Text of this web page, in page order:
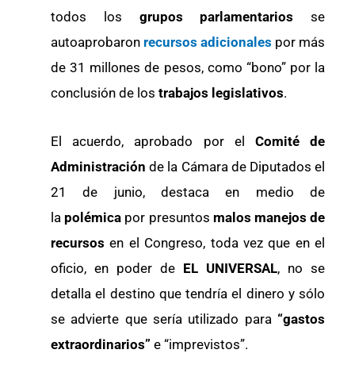
todos los grupos parlamentarios se
autoaprobaron recursos adicionales por más
de 31 millones de pesos, como “bono” por la
conclusión de los trabajos legislativos.
El acuerdo, aprobado por el Comité de
Administraciónde la Cámara de Diputados el
21 de junio, destaca en medio de
la polémica por presuntos malos manejos de
recursos en el Congreso, toda vez que en el
oficio, en poder de EL UNIVERSAL, no se
detalla el destino que tendría el dinero y sólo
se advierte que sería utilizado para “gastos
extraordinarios” e “imprevistos”.